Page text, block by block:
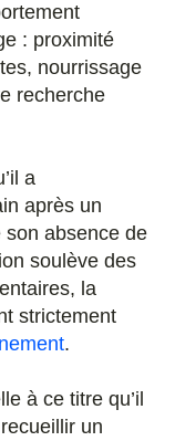
: proximité
nourrissage
recherche
a
après un
absence de
soulève des
la
strictement
.
à ce titre qu’il
un